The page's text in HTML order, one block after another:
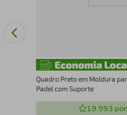
Quadro Preto em Moldura
Padel com Suporte
19.993